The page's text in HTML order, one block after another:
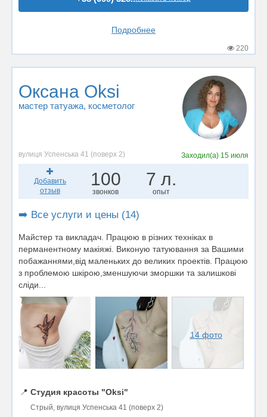
Подробнее
220
Оксана Oksi
мастер татуажа, косметолог
вулиця Успенська 41 (поверх 2) Заходил(а) 15 июля
Добавить
отзыв
100
звонков
7 л.
опыт
➡️ Все услуги и цены (14)
Майстер та викладач. Працюю в різних техніках в
перманентному макіяжі. Виконую татуювання за Вашими
побажаннями,від маленьких до великих проектів. Працюю
з проблемою шкірою,зменшуючи зморшки та залишкові
сліди...
14 фото
📍 Студия красоты "Oksi"
Стрый, вулиця Успенська 41 (поверх 2)